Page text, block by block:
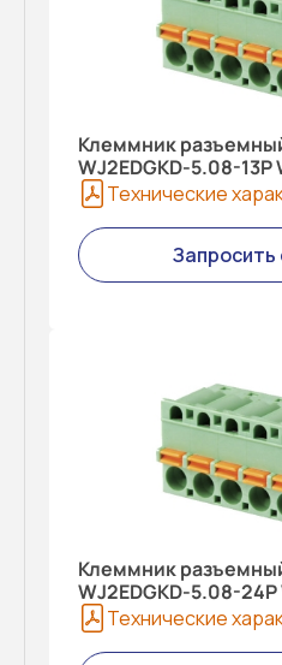
Клеммник
WJ2EDGKD-5.08-13P
Технические
Клеммник
WJ2EDGKD-5.08-24P
Технические